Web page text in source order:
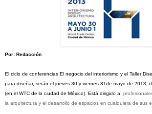
Por: Redacción
El ciclo de conferencias El negocio del interiorismo y el Taller
para diseñar, serán el jueves 30 y viernes 31de mayo de 2013,
(en el WTC de la ciudad de México). Está dirigido a
la arquitectura y el desarrollo de espacios en cualquiera de sus